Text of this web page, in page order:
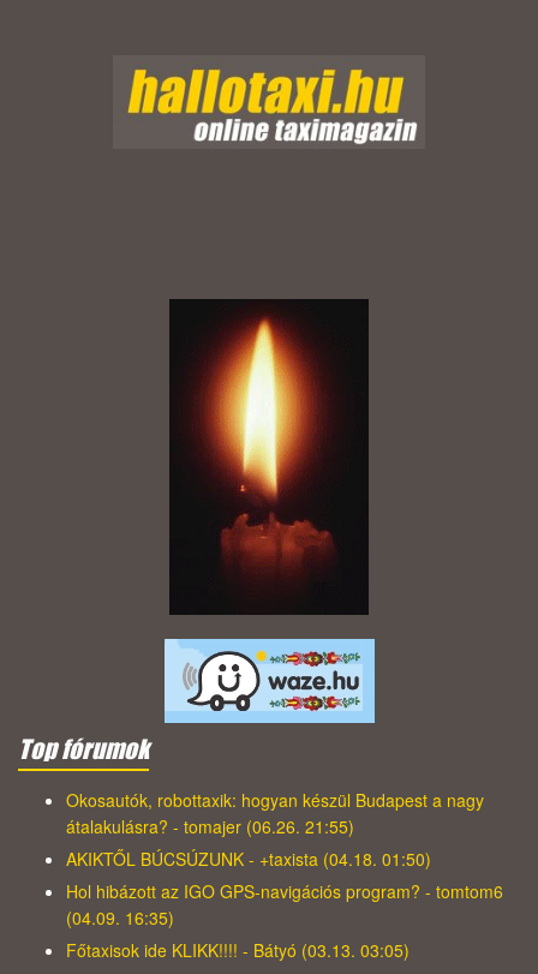
Top fórumok
Okosautók, robottaxik: hogyan készül Budapest a nagy
átalakulásra? - tomajer (06.26. 21:55)
AKIKTŐL BÚCSÚZUNK - +taxista (04.18. 01:50)
Hol hibázott az IGO GPS-navigációs program? - tomtom6
(04.09. 16:35)
Főtaxisok ide KLIKK!!!! - Bátyó (03.13. 03:05)